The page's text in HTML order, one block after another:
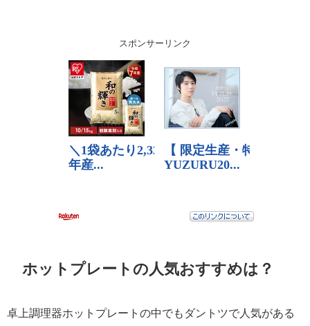
スポンサーリンク
ホットプレートの人気おすすめは？
卓上調理器ホットプレートの中でもダントツで人気がある